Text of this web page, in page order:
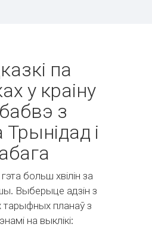
па
у краіну
з
Трынідад і
больш хвілін за
Выберыце адзін з
тарыфных планаў з
на выклікі: